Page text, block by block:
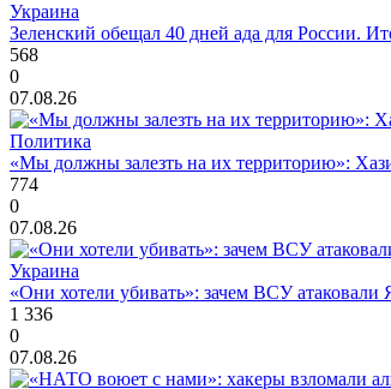
Украина
Зеленский обещал 40 дней ада для России.
568
0
07.08.26
Политика
«Мы должны залезть на их территорию»:
774
0
07.08.26
Украина
«Они хотели убивать»: зачем ВСУ
1 336
0
07.08.26